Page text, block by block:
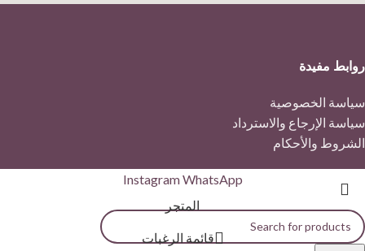
روابط مفيدة
سياسة الخصوصية
سياسة الإرجاع والاسترداد
الشروط والأحكام
InstagramWhatsApp
المتجر
قائمة الرغبات